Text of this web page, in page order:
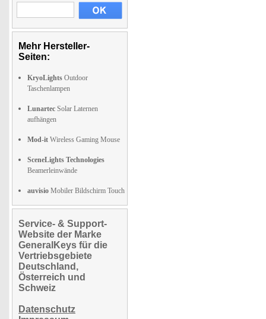
Mehr Hersteller-
Seiten:
KryoLights Outdoor
Taschenlampen
Lunartec Solar Laternen
aufhängen
Mod-it Wireless Gaming Mouse
SceneLights Technologies
Beamerleinwände
auvisio Mobiler Bildschirm Touch
Service- & Support-
Website der Marke
GeneralKeys für die
Vertriebsgebiete
Deutschland,
Österreich und
Schweiz
Datenschutz